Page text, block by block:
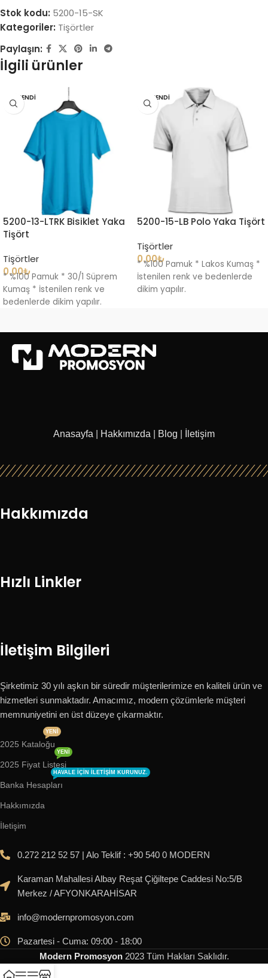
Stok kodu: 5200-15-SK
Kategoriler: Tişörtler
Paylaşın:
İlgili ürünler
TÜKENDI
5200-13-LTRK Bisiklet Yaka
Tişört
Tişörtler
0.00₺
* %100 Pamuk * 30/1 Süprem
Kumaş * İstenilen renk ve
bedenlerde dikim yapılır.
TÜKENDI
5200-15-LB Polo Yaka Tişört
Tişörtler
0.00₺
* %100 Pamuk * Lakos Kumaş *
İstenilen renk ve bedenlerde
dikim yapılır.
Anasayfa Hakkımızda Blog İletişim
Hakkımızda
Hızlı Linkler
İletişim Bilgileri
Şirketimiz 30 yılı aşkın bir süredir müşterilerimize en kaliteli ürün ve
hizmetleri sunmaktadır. Amacımız, modern çözümlerle müşteri
memnuniyetini en üst düzeye çıkarmaktır.
2025 Kataloğu
YENI
2025 Fiyat Listesi
YENI
Banka Hesapları
HAVALE IÇIN ILETIŞIM KURUNUZ.
Hakkımızda
İletişim
0.272 212 52 57 | Alo Teklif : +90 540 0 MODERN
Karaman Mahallesi Albay Reşat Çiğiltepe Caddesi No:5/B
Merkez / AFYONKARAHİSAR
info@modernpromosyon.com
Pazartesi - Cuma: 09:00 - 18:00
Modern Promosyon 2023 Tüm Hakları Saklıdır.